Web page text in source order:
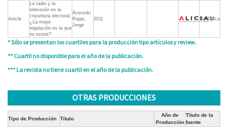
Article
La radio y la
televisión en la
coyuntura electoral.
¿La mejor
regulación es la que
no existe?
Acevedo
Rojas,
Jorge
2011 No Aplica
* Sólo se presentan los cuartiles para la producción tipo artículos y review.
** Cuartil no disponible para el año de la publicación.
*** La revista no tiene cuartil en el año de la publicación.
OTRAS PRODUCCIONES
Tipo de Producción Título
Año de
Producción
Título de la
fuente